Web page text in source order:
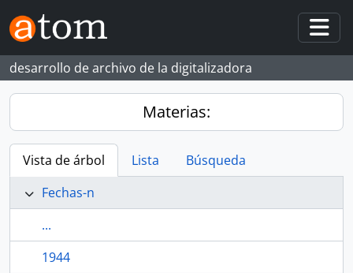
Skip to main content
desarrollo de archivo de la digitalizadora
Materias:
Vista de árbol Lista
Búsqueda
Fechas-n
...
1944